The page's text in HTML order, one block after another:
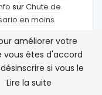
surChute de
en moins
du Polisario en
Unis et le
?
améliorer votre
vous êtes d'accord
si vous le
Lire la suite